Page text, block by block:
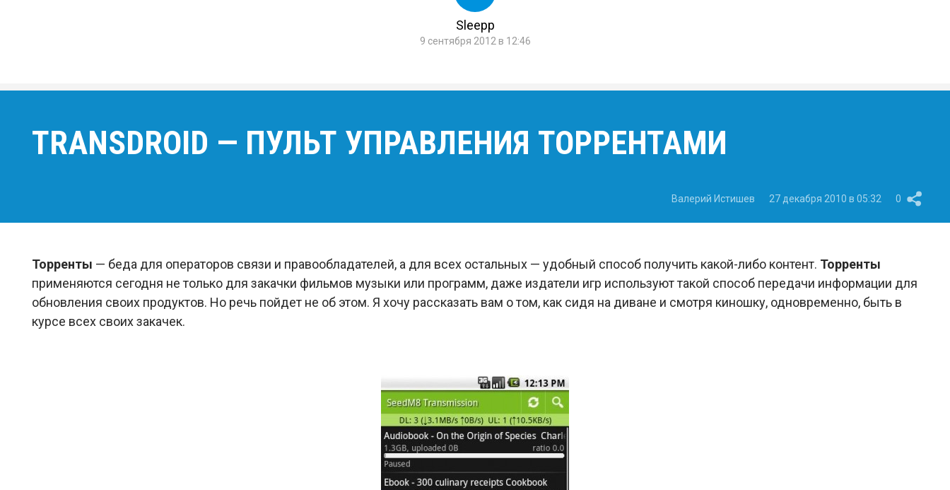
Sleepp
9 сентября 2012 в 12:46
TRANSDROID — ПУЛЬТ УПРАВЛЕНИЯ ТОРРЕНТАМИ
Валерий Истишев 27 декабря 2010 в 05:32 0
Торренты — беда для операторов связи и правообладателей, а для всех остальных — удобный способ получить какой-либо контент. Торренты
применяются сегодня не только для закачки фильмов музыки или программ, даже издатели игр используют такой способ передачи информации для
обновления своих продуктов. Но речь пойдет не об этом. Я хочу рассказать вам о том, как сидя на диване и смотря киношку, одновременно, быть в
курсе всех своих закачек.